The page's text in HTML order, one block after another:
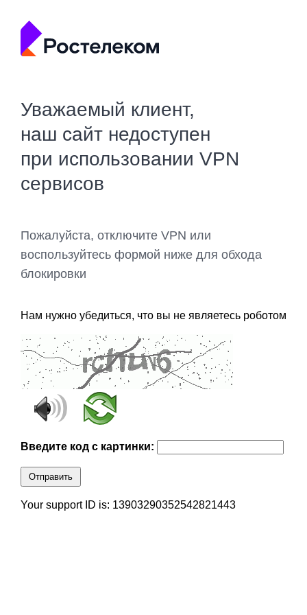
Уважаемый клиент,
наш сайт недоступен
при использовании VPN
сервисов
Пожалуйста, отключите VPN или
воспользуйтесь формой ниже для обхода
блокировки
Нам нужно убедиться, что вы не являетесь роботом
Введите код с картинки:
Отправить
Your support ID is: 13903290352542821443